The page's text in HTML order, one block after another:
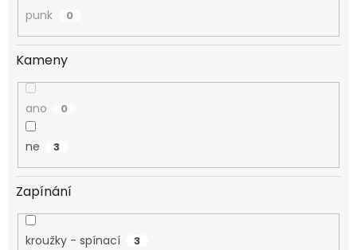
punk 0
Kameny
ano 0
ne 3
Zapínání
kroužky - spínací 3